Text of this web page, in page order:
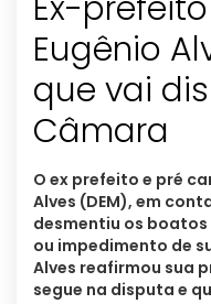
Eugênio
que vai
Câmara
O ex prefeito e pré
Alves (DEM), em
desmentiu os
ou impedimento de
Alves reafirmou sua
segue na disputa e